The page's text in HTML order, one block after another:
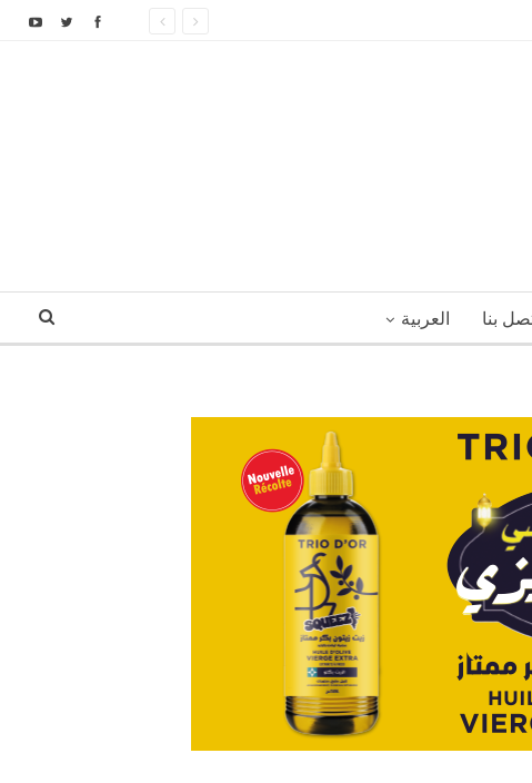
بنا العربية